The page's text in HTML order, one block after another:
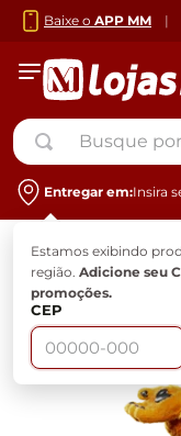
Baixe o APP MM |
Busque por
Entregar em:Insira
Estamos exibindo
região. Adicione seu
promoções.
CEP